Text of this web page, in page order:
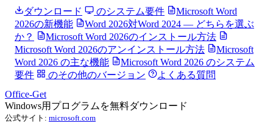
ダウンロード のシステム要件
Microsoft Word
2026の新機能
Word 2026対Word 2024 — どちらを選ぶ
か？
Microsoft Word 2026のインストール方法
Microsoft Word 2026のアンインストール方法
Microsoft
Word 2026 の主な機能
Microsoft Word 2026 のシステム
要件
のその他のバージョン
よくある質問
Office-Get
Windows用プログラムを無料ダウンロード
公式サイト: microsoft.com